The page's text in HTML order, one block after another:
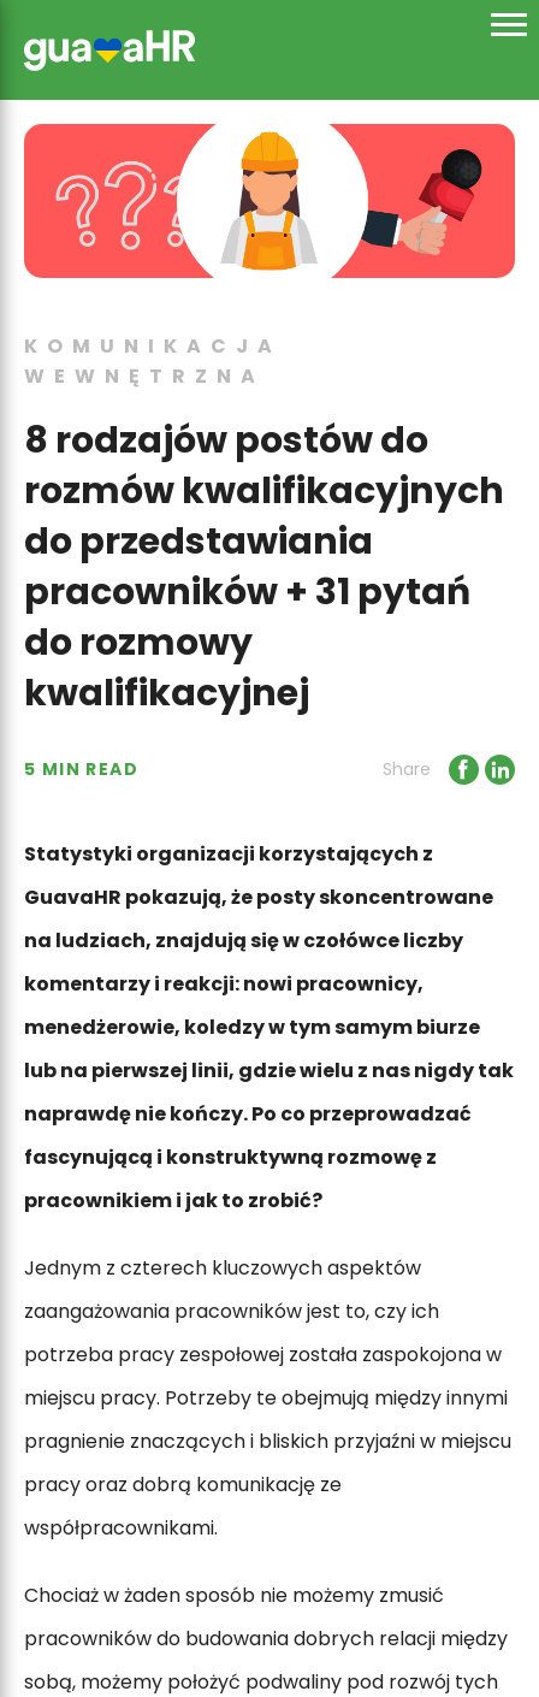
KOMUNIKACJA
WEWNĘTRZNA
8 rodzajów postów do
rozmów kwalifikacyjnych
do przedstawiania
pracowników + 31 pytań
do rozmowy
kwalifikacyjnej
5 MIN READ Share
Statystyki organizacji korzystających z
GuavaHR pokazują, że posty skoncentrowane
na ludziach, znajdują się w czołówce liczby
komentarzy i reakcji: nowi pracownicy,
menedżerowie, koledzy w tym samym biurze
lub na pierwszej linii, gdzie wielu z nas nigdy tak
naprawdę nie kończy. Po co przeprowadzać
fascynującą i konstruktywną rozmowę z
pracownikiem i jak to zrobić?
Jednym z czterech kluczowych aspektów
zaangażowania pracowników jest to, czy ich
potrzeba pracy zespołowej została zaspokojona w
miejscu pracy. Potrzeby te obejmują między innymi
pragnienie znaczących i bliskich przyjaźni w miejscu
pracy oraz dobrą komunikację ze
współpracownikami.
Chociaż w żaden sposób nie możemy zmusić
pracowników do budowania dobrych relacji między
sobą, możemy położyć podwaliny pod rozwój tych